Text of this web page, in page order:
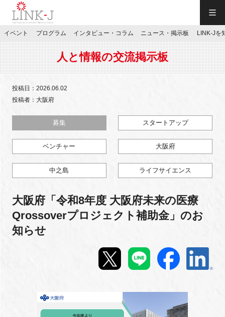
JP／EN
特別会員専用メニュー
マイページ
プログラム
イベント プログラム インタビュー・コラム ニュース・掲示板 LINK-Jを
人と情報の交流掲示板
投稿日：2026.06.02
投稿者：大阪府
募集 スタートアップ
ベンチャー 大阪府
中之島 ライフサイエンス
大阪府「令和8年度 大阪府未来の医療
Qrossoverプロジェクト補助金」のお
知らせ